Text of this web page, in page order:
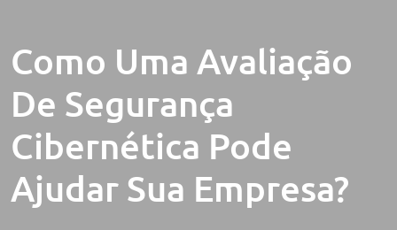
Como Uma Avaliação
De Segurança
Cibernética Pode
Ajudar Sua Empresa?